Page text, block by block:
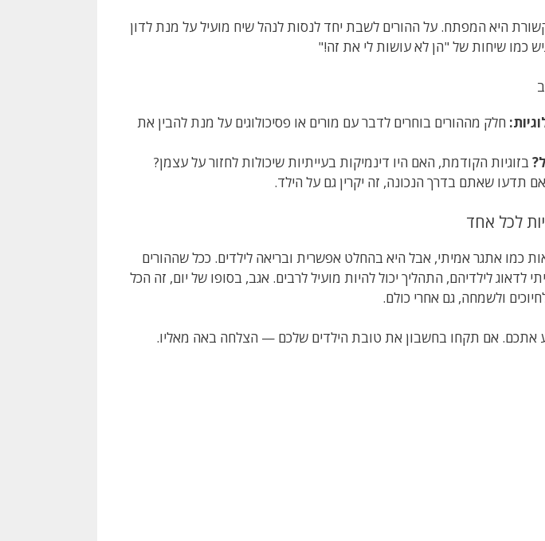
היא המפתח. על ההורים לשבת יחד לנסות לנהל שיח מועיל על מנת לדון
כמו שיחות של "הן לא עושות לי את זה!"
חלק מההורים בוחרים לדבר עם מורים או פסיכולוגים על מנת להבין את
בזוגיות הקודמת, האם היו דינמיקות בעייתיות שיכולות לחזור על עצמן?
אם תדעו שאתם בדרך הנכונה, זה יקרין גם על הילד.
לכל אחד
כמו אתגר אמיתי, אבל היא בהחלט אפשרית ובריאה לילדים. ככל שההורים
לדאוג לילדיהם, התהליך יכול להיות מועיל לרבים. אגב, בסופו של יום, זה הכל
ולשמחה, גם אחרי כולם.
אתכם. אם תקחו בחשבון את טובת הילדים שלכם — הצלחה באה מאליו.